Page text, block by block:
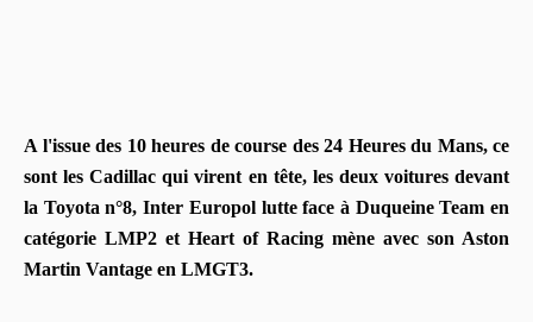
A l'issue des 10 heures de course des 24 Heures du Mans, ce
sont les Cadillac qui virent en tête, les deux voitures devant
la Toyota n°8, Inter Europol lutte face à Duqueine Team en
catégorie LMP2 et Heart of Racing mène avec son Aston
Martin Vantage en LMGT3.